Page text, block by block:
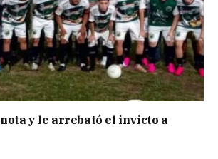
y le arrebató el invicto a